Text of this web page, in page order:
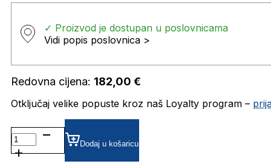
✓ Proizvod je dostupan u poslovnicama
Vidi popis poslovnica >
Redovna cijena: 182,00 €
Otključaj velike popuste kroz naš Loyalty program –
CRL4679
2
5318
Dodaj u košaricu